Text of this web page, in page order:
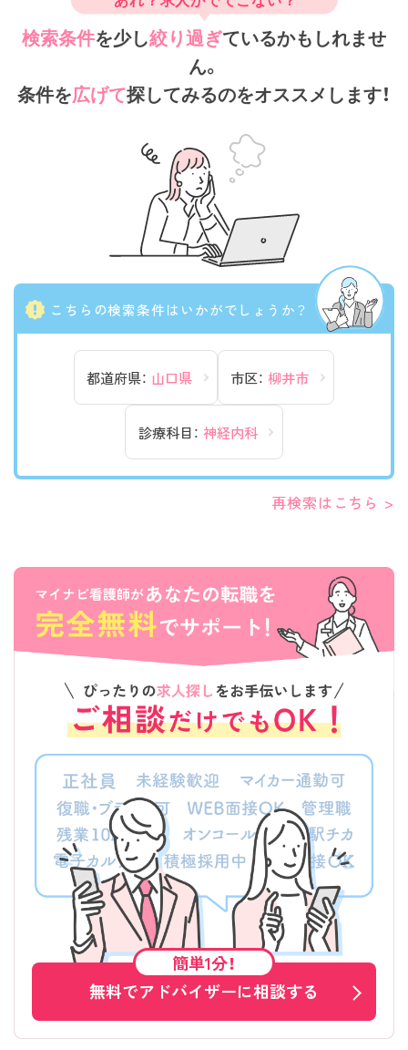
検索条件を少し絞り過ぎているかもしれませ
ん。
条件を広げて探してみるのをオススメします！
こちらの検索条件はいかがでしょうか？
都道府県： 山口県 市区：柳井市
診療科目： 神経内科
再検索はこちら >
簡単1分！
無料でアドバイザーに相談する